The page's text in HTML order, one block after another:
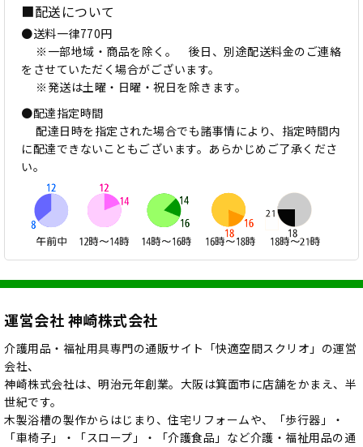
■配送について
●送料一律770円
※一部地域・商品を除く。 後日、別途配送料金のご連絡
をさせていただく場合がございます。
※発送は土曜・日曜・祝日を除きます。
●配達指定時間
配達日時を指定された場合でも諸事情により、指定時間内
に配達できないこともございます。あらかじめご了承くださ
い。
運営会社 神崎株式会社
介護用品・福祉用具専門の通販サイト「快適空間スクリオ」の運営
会社、
神崎株式会社は、明治元年創業。大阪は箕面市に店舗をかまえ、半
世紀です。
木製浴槽の製作からはじまり、住宅リフォームや、「歩行器」・
「車椅子」・「スロープ」・「介護食品」など介護・福祉用品の通